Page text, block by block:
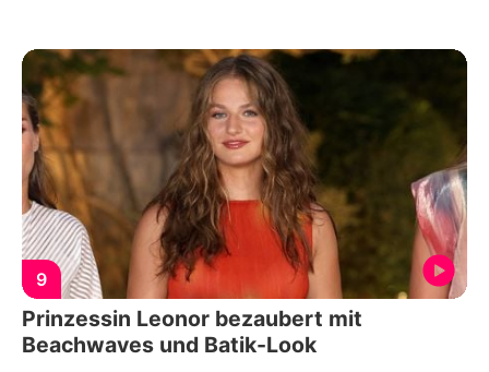
9
Prinzessin Leonor bezaubert mit
Beachwaves und Batik-Look